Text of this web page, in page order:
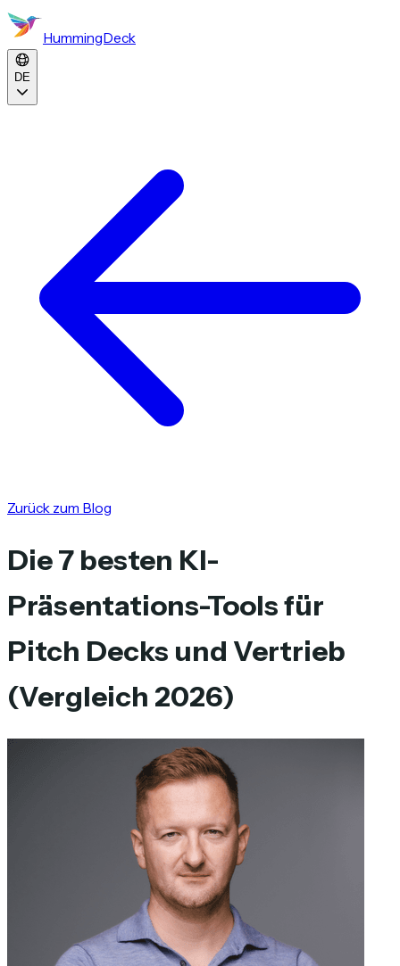
HummingDeck
DE
Zurück zum Blog
Die 7 besten KI-
Präsentations-Tools für
Pitch Decks und Vertrieb
(Vergleich 2026)